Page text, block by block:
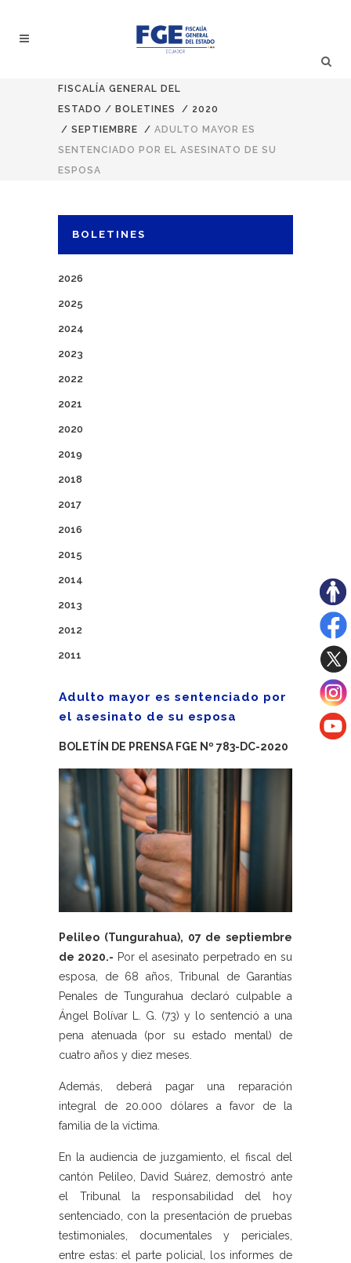
FISCALÍA GENERAL DEL
ESTADO / BOLETINES / 2020
/ SEPTIEMBRE / ADULTO MAYOR ES
SENTENCIADO POR EL ASESINATO DE SU
ESPOSA
BOLETINES
2026
2025
2024
2023
2022
2021
2020
2019
2018
2017
2016
2015
2014
2013
2012
2011
Adulto mayor es sentenciado por
el asesinato de su esposa
BOLETÍN DE PRENSA FGE Nº 783-DC-2020
Pelileo (Tungurahua), 07 de septiembre
de 2020.- Por el asesinato perpetrado en su
esposa, de 68 años, Tribunal de Garantías
Penales de Tungurahua declaró culpable a
Ángel Bolívar L. G. (73) y lo sentenció a una
pena atenuada (por su estado mental) de
cuatro años y diez meses.
Además, deberá pagar una reparación
integral de 20.000 dólares a favor de la
familia de la víctima.
En la audiencia de juzgamiento, el fiscal del
cantón Pelileo, David Suárez, demostró ante
el Tribunal la responsabilidad del hoy
sentenciado, con la presentación de pruebas
testimoniales, documentales y periciales,
entre estas: el parte policial, los informes de